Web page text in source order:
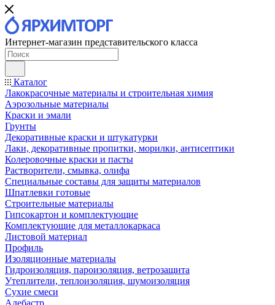
Интернет-магазин представительского класса
Каталог
Лакокрасочные материалы и строительная химия
Аэрозольные материалы
Краски и эмали
Грунты
Декоративные краски и штукатурки
Лаки, декоративные пропитки, морилки, антисептики
Колеровочные краски и пасты
Растворители, смывка, олифа
Специальные составы для защиты материалов
Шпатлевки готовые
Строительные материалы
Гипсокартон и комплектующие
Комплектующие для металлокаркаса
Листовой материал
Профиль
Изоляционные материалы
Гидроизоляция, пароизоляция, ветрозащита
Утеплители, теплоизоляция, шумоизоляция
Сухие смеси
Алебастр